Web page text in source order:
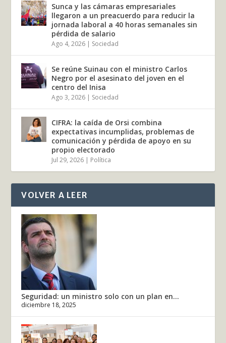
Sunca y las cámaras empresariales
llegaron a un preacuerdo para reducir la
jornada laboral a 40 horas semanales sin
pérdida de salario
Ago 4, 2026 | Sociedad
Se reúne Suinau con el ministro Carlos
Negro por el asesinato del joven en el
centro del Inisa
Ago 3, 2026 | Sociedad
CIFRA: la caída de Orsi combina
expectativas incumplidas, problemas de
comunicación y pérdida de apoyo en su
propio electorado
Jul 29, 2026 | Política
VOLVER A LEER
Seguridad: un ministro solo con un plan en...
diciembre 18, 2025